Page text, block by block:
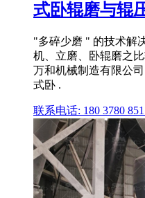
式卧辊磨与辊
"多碎少磨 " 的技术解
机、立磨、卧辊磨之
万和机械制造有限公
式卧 .
联系电话: 180 3780